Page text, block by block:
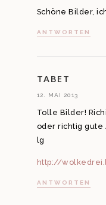
Schöne Bilder,
ANTWORTEN
TABET
12. MAI 2013
Tolle Bilder!
oder richtig gute
lg
http://
ANTWORTEN